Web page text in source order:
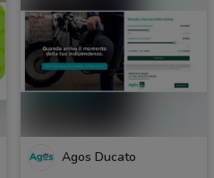
Agos Ducato